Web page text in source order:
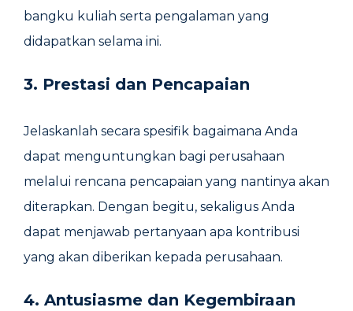
bangku kuliah serta pengalaman yang
didapatkan selama ini.
3. Prestasi dan Pencapaian
Jelaskanlah secara spesifik bagaimana Anda
dapat menguntungkan bagi perusahaan
melalui rencana pencapaian yang nantinya akan
diterapkan. Dengan begitu, sekaligus Anda
dapat menjawab pertanyaan apa kontribusi
yang akan diberikan kepada perusahaan.
4. Antusiasme dan Kegembiraan